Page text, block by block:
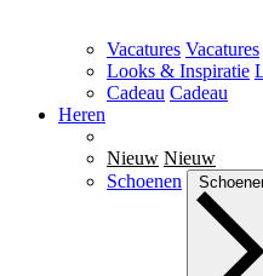
Vacatures Vacatures
Looks & Inspiratie
Cadeau Cadeau
Heren
Nieuw Nieuw
Schoenen